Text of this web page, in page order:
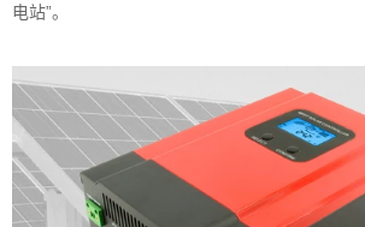
电站”。